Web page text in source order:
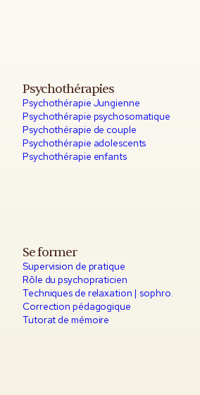
Psychothérapies
Psychothérapie Jungienne
Psychothérapie psychosomatique
Psychothérapie de couple
Psychothérapie adolescents
Psychothérapie enfants
Se former
Supervision de pratique
Rôle du psychopraticien
Techniques de relaxation | sophro.
Correction pédagogique
Tutorat de mémoire